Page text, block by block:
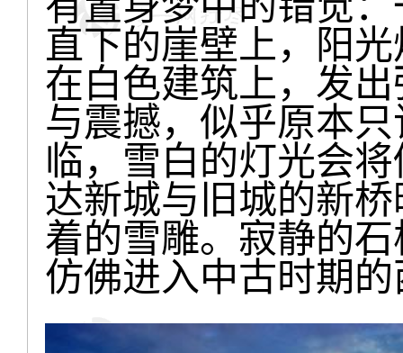
直下的崖壁上，阳
在白色建筑上，发
与震撼，似乎原本
临，雪白的灯光会
达新城与旧城的新
着的雪雕。寂静的
仿佛进入中古时期